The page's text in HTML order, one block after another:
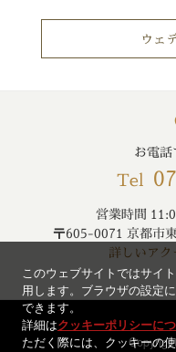
ウェ
お電話
Tel
営業時間
〒605-0071 京都市
詳しいアク
このウェブサイトではサイ
用します。ブラウザの設定
できます。
詳細はクッキーポリシーに
ただく際には、クッキーの